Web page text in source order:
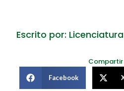
Escrito por:
Compartir
Facebook